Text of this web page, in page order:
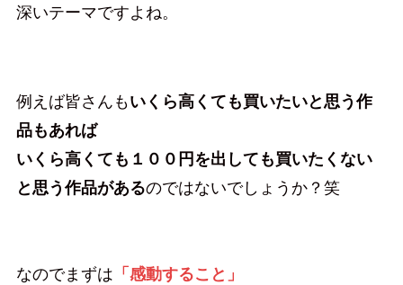
深いテーマですよね。
例えば皆さんもいくら高くても買いたいと思う作
品もあれば
いくら高くても１００円を出しても買いたくない
と思う作品があるのではないでしょうか？笑
なのでまずは 「感動すること」